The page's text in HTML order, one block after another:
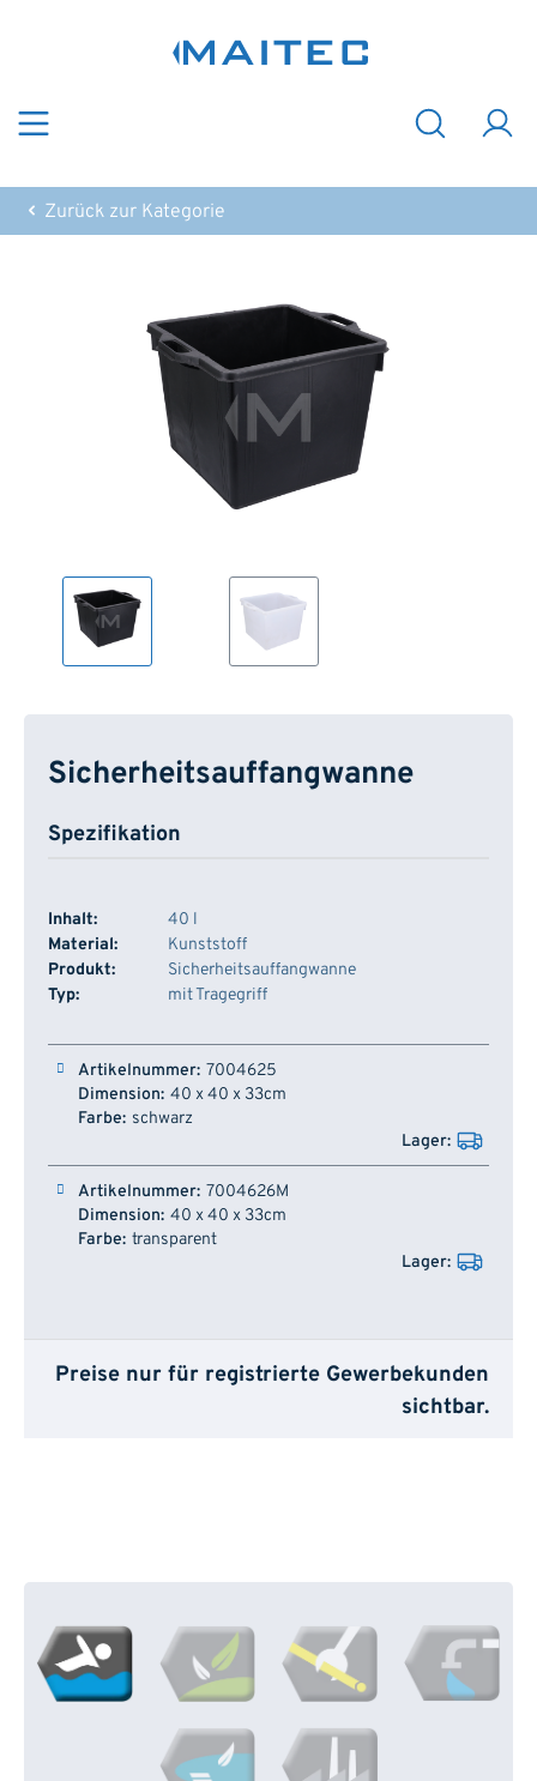
Zurück zur Kategorie
Sicherheitsauffangwanne
Spezifikation
Inhalt:
40 l
Material:
Kunststoff
Produkt:
Sicherheitsauffangwanne
Typ:
mit Tragegriff
Artikelnummer Dimension
7004625
40 x 40 x 33cm
schwarz
7004626M
40 x 40 x 33cm
transparent
Preise nur für registrierte Gewerbekunden
sichtbar.